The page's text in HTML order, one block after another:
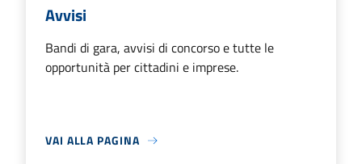
Avvisi
Bandi di gara, avvisi di concorso e tutte le
opportunità per cittadini e imprese.
VAI ALLA PAGINA